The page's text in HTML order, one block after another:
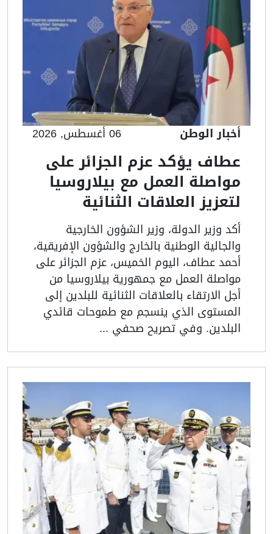
أخبار الوطن 06 أغسطس, 2026
عطاف يؤكد عزم الجزائر على
مواصلة العمل مع بيلاروسيا
لتعزيز العلاقات الثنائية
أكد وزير الدولة، وزير الشؤون الخارجية
والجالية الوطنية بالخارج والشؤون الإفريقية،
أحمد عطاف، اليوم الخميس، عزم الجزائر على
مواصلة العمل مع جمهورية بيلاروسيا من
أجل الارتقاء بالعلاقات الثنائية للبلدين إلى
المستوى الذي ينسجم مع طموحات قائدي
البلدين. وفي تصريح صحفي ...